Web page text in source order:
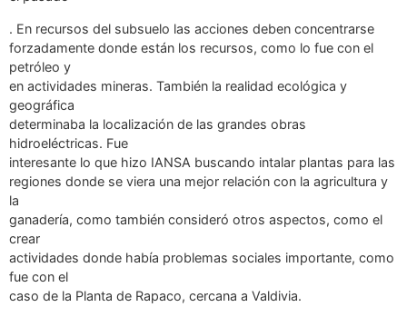
. En recursos del subsuelo las acciones deben concentrarse
forzadamente donde están los recursos, como lo fue con el
petróleo y
en actividades mineras. También la realidad ecológica y
geográfica
determinaba la localización de las grandes obras
hidroeléctricas. Fue
interesante lo que hizo IANSA buscando intalar plantas para las
regiones donde se viera una mejor relación con la agricultura y
la
ganadería, como también consideró otros aspectos, como el
crear
actividades donde había problemas sociales importante, como
fue con el
caso de la Planta de Rapaco, cercana a Valdivia.